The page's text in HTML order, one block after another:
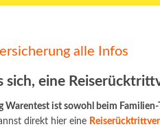
alle Infos
sich, eine
Warentest ist sowohl beim
direkt hier eine